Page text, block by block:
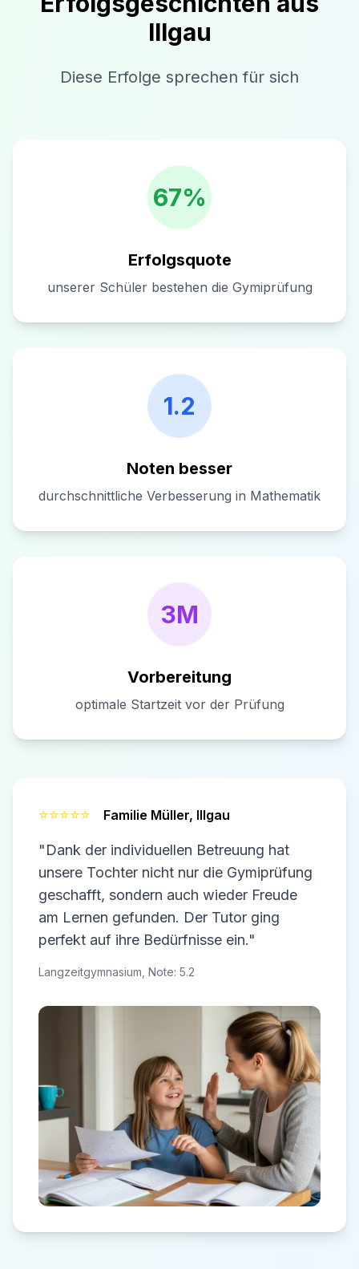
Illgau
Diese Erfolge sprechen für sich
67%
Erfolgsquote
unserer Schüler bestehen die Gymiprüfung
1.2
Noten besser
durchschnittliche Verbesserung in Mathematik
3M
Vorbereitung
optimale Startzeit vor der Prüfung
⭐⭐⭐⭐⭐ Familie Müller, Illgau
"Dank der individuellen Betreuung hat
unsere Tochter nicht nur die Gymiprüfung
geschafft, sondern auch wieder Freude
am Lernen gefunden. Der Tutor ging
perfekt auf ihre Bedürfnisse ein."
Langzeitgymnasium, Note: 5.2